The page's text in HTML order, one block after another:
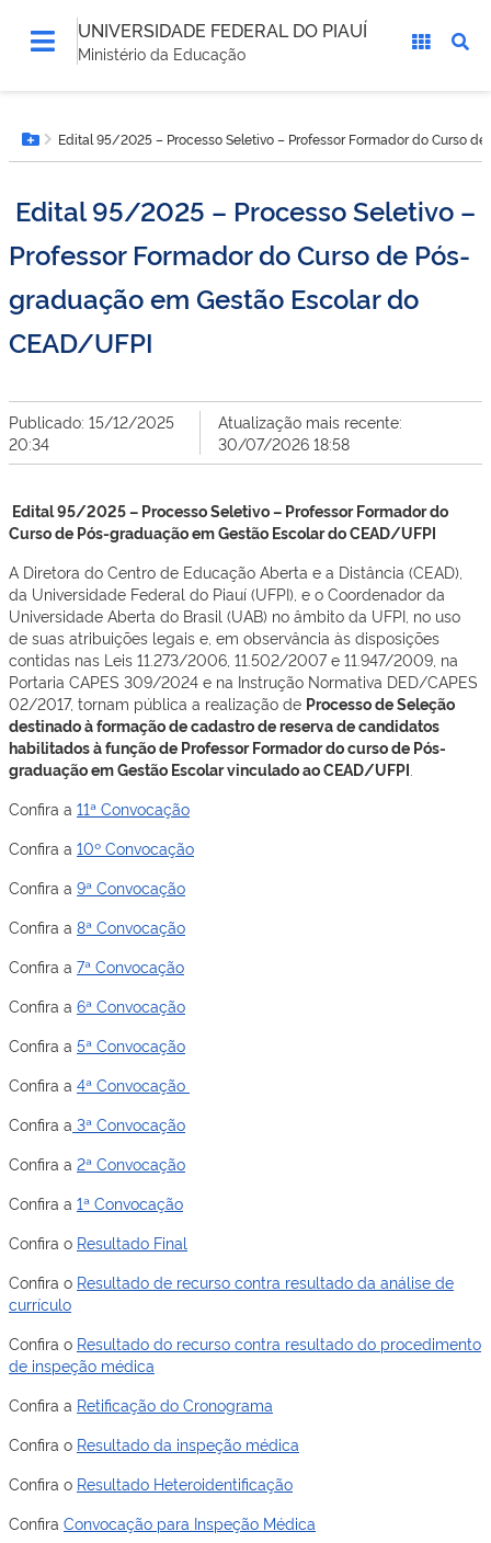
UNIVERSIDADE FEDERAL DO PIAUÍ
Ministério da Educação
está
aqui:Botão Menu
Edital 95/2025 – Processo Seletivo – Professor Formador do Curso
Edital 95/2025 – Processo Seletivo –
Professor Formador do Curso de Pós-
graduação em Gestão Escolar do
CEAD/UFPI
Publicado: 15/12/2025
20:34
Atualização mais recente:
30/07/2026 18:58
Edital 95/2025 – Processo Seletivo – Professor Formador do
Curso de Pós-graduação em Gestão Escolar do CEAD/UFPI
A Diretora do Centro de Educação Aberta e a Distância (CEAD),
da Universidade Federal do Piauí (UFPI), e o Coordenador da
Universidade Aberta do Brasil (UAB) no âmbito da UFPI, no uso
de suas atribuições legais e, em observância às disposições
contidas nas Leis 11.273/2006, 11.502/2007 e 11.947/2009, na
Portaria CAPES 309/2024 e na Instrução Normativa DED/CAPES
02/2017, tornam pública a realização de Processo de Seleção
destinado à formação de cadastro de reserva de candidatos
habilitados à função de Professor Formador do curso de Pós-
graduação em Gestão Escolar vinculado ao CEAD/UFPI
Confira a 11ª Convocação
Confira a 10º Convocação
Confira a 9ª Convocação
Confira a 8ª Convocação
Confira a 7ª Convocação
Confira a 6ª Convocação
Confira a 5ª Convocação
Confira a 4ª Convocação
Confira a 3ª Convocação
Confira a 2ª Convocação
Confira a 1ª Convocação
Confira o Resultado Final
Confira o Resultado de recurso contra resultado da análise de
currículo
Confira o Resultado do recurso contra resultado do procedimento
de inspeção médica
Confira a Retificação do Cronograma
Confira o Resultado da inspeção médica
Confira o Resultado Heteroidentificação
Confira Convocação para Inspeção Médica